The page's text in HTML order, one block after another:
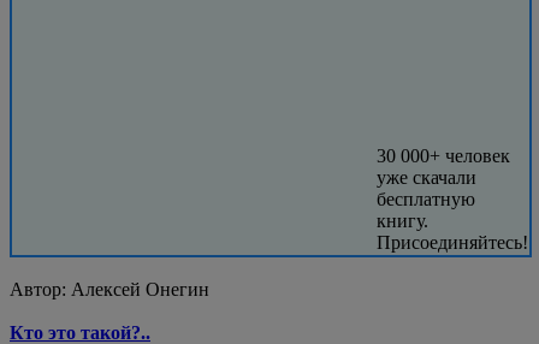
30 000+ человек
уже скачали
бесплатную
книгу.
Присоединяйтесь!
Автор: Алексей Онегин
Кто это такой?..